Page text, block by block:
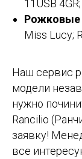
11USB
Рожковые
Miss Lucy;
Наш сервис
модели
нужно
Rancilio
заявку!
все